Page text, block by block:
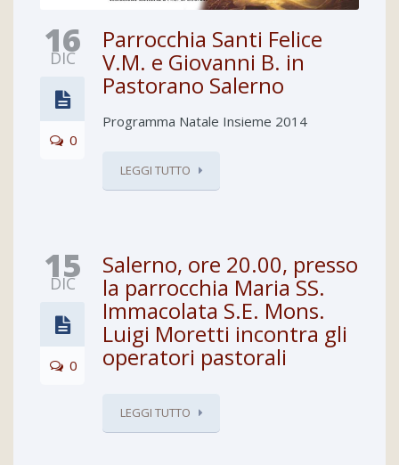
16
DIC
0
Parrocchia Santi Felice
V.M. e Giovanni B. in
Pastorano Salerno
Programma Natale Insieme 2014
LEGGI TUTTO
15
DIC
0
Salerno, ore 20.00, presso
la parrocchia Maria SS.
Immacolata S.E. Mons.
Luigi Moretti incontra gli
operatori pastorali
LEGGI TUTTO